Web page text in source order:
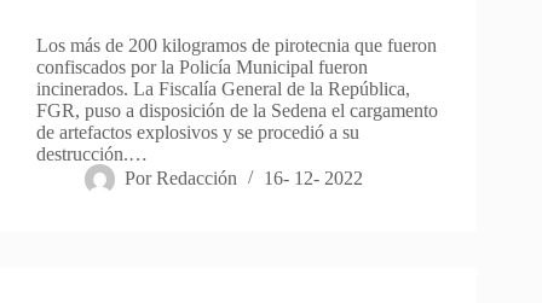
Los más de 200 kilogramos de pirotecnia que fueron
confiscados por la Policía Municipal fueron
incinerados. La Fiscalía General de la República,
FGR, puso a disposición de la Sedena el cargamento
de artefactos explosivos y se procedió a su
destrucción.…
Por Redacción 16- 12- 2022